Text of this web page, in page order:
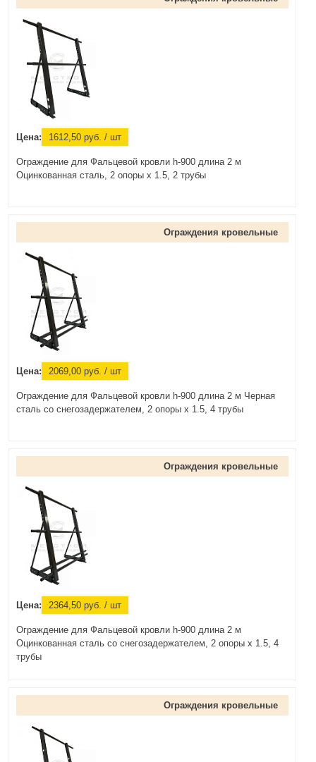
Цена: 1612,50 руб. / шт
Ограждение для Фальцевой кровли h-900 длина 2 м
Оцинкованная сталь, 2 опоры х 1.5, 2 трубы
Ограждения кровельные
Цена: 2069,00 руб. / шт
Ограждение для Фальцевой кровли h-900 длина 2 м Черная
сталь со снегозадержателем, 2 опоры х 1.5, 4 трубы
Ограждения кровельные
Цена: 2364,50 руб. / шт
Ограждение для Фальцевой кровли h-900 длина 2 м
Оцинкованная сталь со снегозадержателем, 2 опоры х 1.5, 4
трубы
Ограждения кровельные